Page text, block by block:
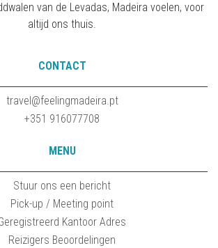
van de Levadas, Madeira voelen, voor
altijd ons thuis.
CONTACT
travel@feelingmadeira.pt
+351 916077708
MENU
Stuur ons een bericht
Pick-up / Meeting point
Kantoor Adres
Reizigers Beoordelingen